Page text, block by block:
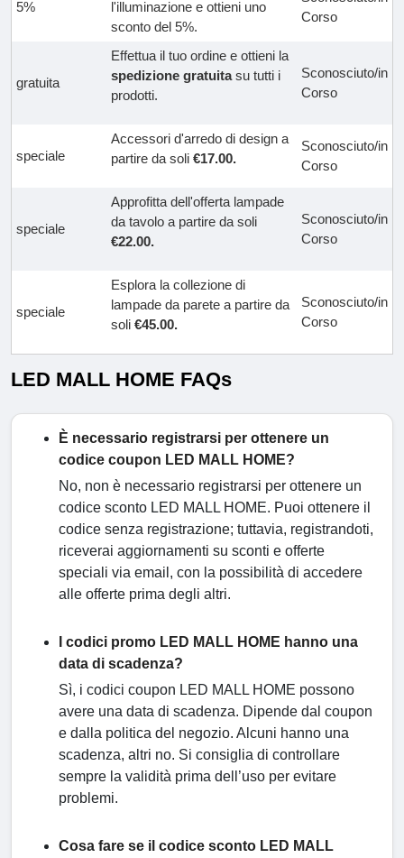
5%
l'illuminazione e ottieni uno
sconto del 5%.
Corso
gratuita
Effettua il tuo ordine e ottieni la
spedizione gratuitasu tutti i
prodotti.
Sconosciuto/in
Corso
speciale
Accessori d'arredo di design a
partire da soli €17.00.
Sconosciuto/in
Corso
speciale
Approfitta dell'offerta lampade
da tavolo a partire da soli
€22.00.
Sconosciuto/in
Corso
speciale
Esplora la collezione di
lampade da parete a partire da
soli €45.00.
Sconosciuto/in
Corso
LED MALL HOME FAQs
È necessario registrarsi per ottenere un
codice coupon LED MALL HOME?
No, non è necessario registrarsi per ottenere un
codice sconto LED MALL HOME. Puoi ottenere il
codice senza registrazione; tuttavia, registrandoti,
riceverai aggiornamenti su sconti e offerte
speciali via email, con la possibilità di accedere
alle offerte prima degli altri.
I codici promo LED MALL HOME hanno una
data di scadenza?
Sì, i codici coupon LED MALL HOME possono
avere una data di scadenza. Dipende dal coupon
e dalla politica del negozio. Alcuni hanno una
scadenza, altri no. Si consiglia di controllare
sempre la validità prima dell’uso per evitare
problemi.
Cosa fare se il codice sconto LED MALL